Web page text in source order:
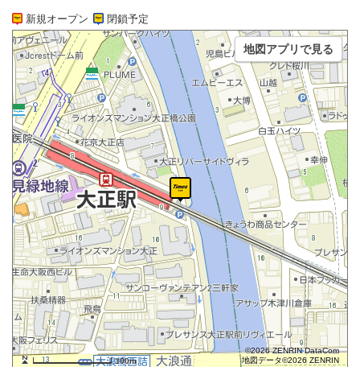
新規オープン 閉鎖予定
100m
©2026 ZENRIN DataCom
地図データ©2026 ZENRIN
地図アプリで見る